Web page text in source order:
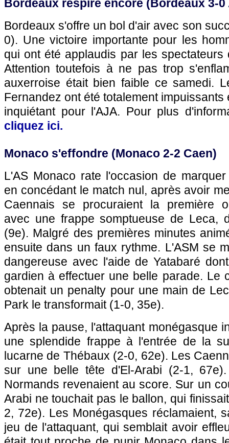
Bordeaux respire encore (Bordeaux 3-0
Bordeaux s'offre un bol d'air avec son
0). Une victoire importante pour les
qui ont été applaudis par les spectateurs
Attention toutefois à ne pas trop
auxerroise était bien faible ce samedi.
Fernandez ont été totalement impuissants
inquiétant pour l'AJA. Pour plus
cliquez ici.
Monaco s'effondre (Monaco 2-2 Caen)
L'AS Monaco rate l'occasion de
en concédant le match nul, après avoir
Caennais se procuraient la première
avec une frappe somptueuse de Leca,
(9e). Malgré des premières minutes
ensuite dans un faux rythme. L'ASM se
dangereuse avec l'aide de Yatabaré
gardien à effectuer une belle parade. Le
obtenait un penalty pour une main de
Park le transformait (1-0, 35e).
Après la pause, l'attaquant monégasque
une splendide frappe à l'entrée de la
lucarne de Thébaux (2-0, 62e). Les
sur une belle tête d'El-Arabi (2-1,
Normands revenaient au score. Sur un
Arabi ne touchait pas le ballon, qui
2, 72e). Les Monégasques réclamaient,
jeu de l'attaquant, qui semblait avoir